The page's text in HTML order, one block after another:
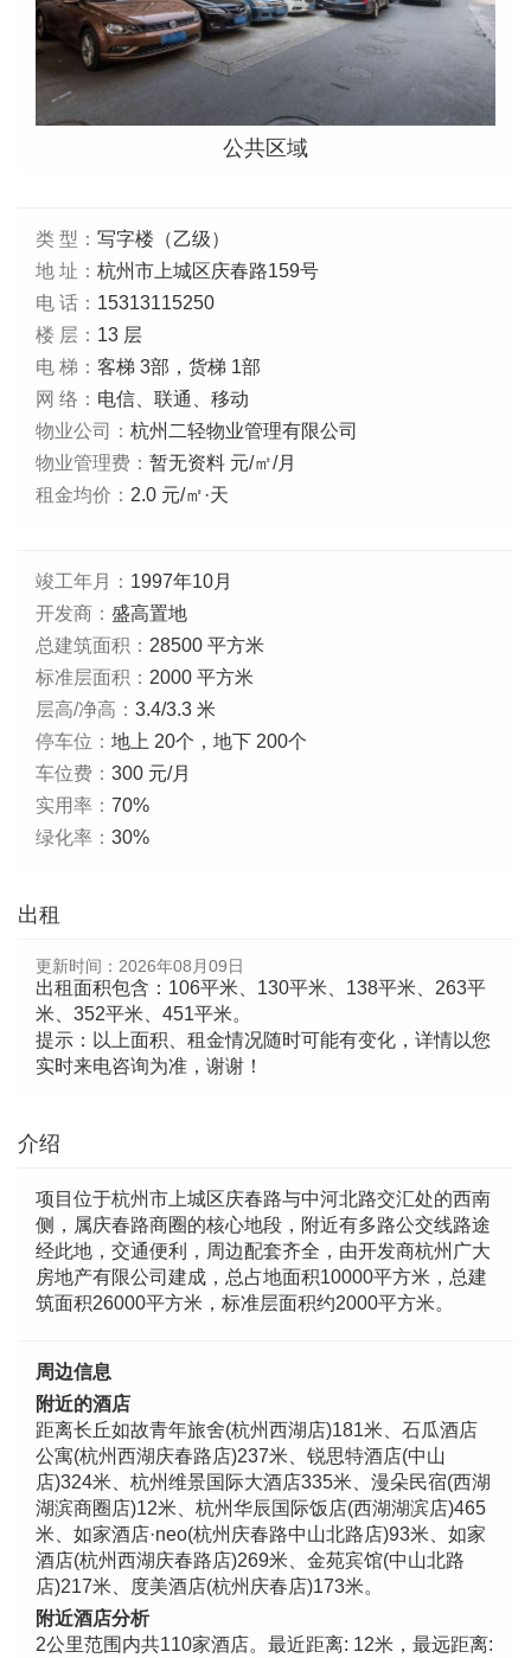
公共区域
类 型： 写字楼（乙级）
地 址： 杭州市上城区庆春路159号
电 话： 15313115250
楼 层： 13 层
电 梯： 客梯 3部，货梯 1部
网 络： 电信、联通、移动
物业公司： 杭州二轻物业管理有限公司
物业管理费： 暂无资料 元/㎡/月
租金均价： 2.0 元/㎡·天
竣工年月： 1997年10月
开发商： 盛高置地
总建筑面积： 28500 平方米
标准层面积： 2000 平方米
层高/净高： 3.4/3.3 米
停车位： 地上 20个，地下 200个
车位费： 300 元/月
实用率： 70%
绿化率： 30%
出租
更新时间： 2026年08月09日
出租面积包含：106平米、130平米、138平米、263平
米、352平米、451平米。
提示：以上面积、租金情况随时可能有变化，详情以您
实时来电咨询为准，谢谢！
介绍
项目位于杭州市上城区庆春路与中河北路交汇处的西南
侧，属庆春路商圈的核心地段，附近有多路公交线路途
经此地，交通便利，周边配套齐全，由开发商杭州广大
房地产有限公司建成，总占地面积10000平方米，总建
筑面积26000平方米，标准层面积约2000平方米。
周边信息
附近的酒店
距离长丘如故青年旅舍(杭州西湖店)181米、石瓜酒店
公寓(杭州西湖庆春路店)237米、锐思特酒店(中山
店)324米、杭州维景国际大酒店335米、漫朵民宿(西湖
湖滨商圈店)12米、杭州华辰国际饭店(西湖湖滨店)465
米、如家酒店·neo(杭州庆春路中山北路店)93米、如家
酒店(杭州西湖庆春路店)269米、金苑宾馆(中山北路
店)217米、度美酒店(杭州庆春店)173米。
附近酒店分析
2公里范围内共110家酒店。最近距离: 12米，最远距离: